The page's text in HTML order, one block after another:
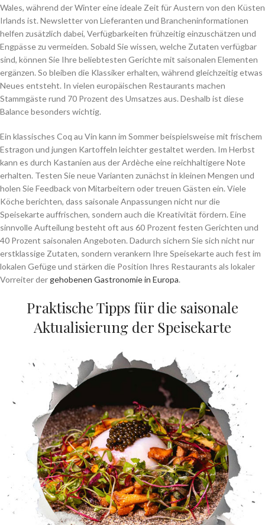
Wales, während der Winter eine ideale Zeit für Austern von den Küsten
Irlands ist. Newsletter von Lieferanten und Brancheninformationen
helfen zusätzlich dabei, Verfügbarkeiten frühzeitig einzuschätzen und
Engpässe zu vermeiden. Sobald Sie wissen, welche Zutaten verfügbar
sind, können Sie Ihre beliebtesten Gerichte mit saisonalen Elementen
ergänzen. So bleiben die Klassiker erhalten, während gleichzeitig etwas
Neues entsteht. In vielen europäischen Restaurants machen
Stammgäste rund 70 Prozent des Umsatzes aus. Deshalb ist diese
Balance besonders wichtig.
Ein klassisches Coq au Vin kann im Sommer beispielsweise mit frischem
Estragon und jungen Kartoffeln leichter gestaltet werden. Im Herbst
kann es durch Kastanien aus der Ardèche eine reichhaltigere Note
erhalten. Testen Sie neue Varianten zunächst in kleinen Mengen und
holen Sie Feedback von Mitarbeitern oder treuen Gästen ein. Viele
Köche berichten, dass saisonale Anpassungen nicht nur die
Speisekarte auffrischen, sondern auch die Kreativität fördern. Eine
sinnvolle Aufteilung besteht oft aus 60 Prozent festen Gerichten und
40 Prozent saisonalen Angeboten. Dadurch sichern Sie sich nicht nur
erstklassige Zutaten, sondern verankern Ihre Speisekarte auch fest im
lokalen Gefüge und stärken die Position Ihres Restaurants als lokaler
Vorreiter der gehobenen Gastronomie in Europa.
Praktische Tipps für die saisonale
Aktualisierung der Speisekarte